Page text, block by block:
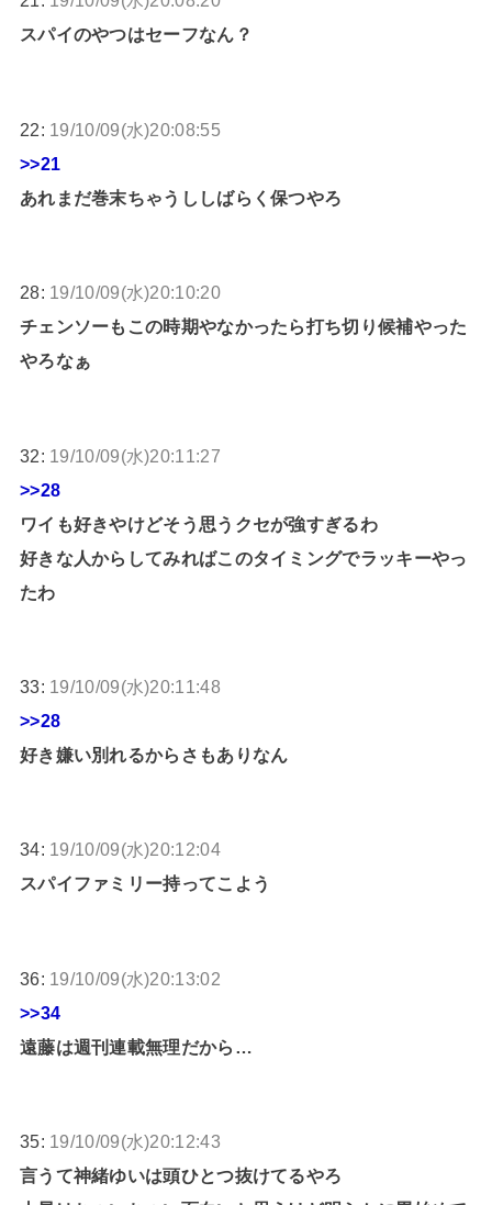
スパイのやつはセーフなん？
22: 19/10/09(水)20:08:55
>>21
あれまだ巻末ちゃうししばらく保つやろ
28: 19/10/09(水)20:10:20
チェンソーもこの時期やなかったら打ち切り候補やった
やろなぁ
32: 19/10/09(水)20:11:27
>>28
ワイも好きやけどそう思うクセが強すぎるわ
好きな人からしてみればこのタイミングでラッキーやっ
たわ
33: 19/10/09(水)20:11:48
>>28
好き嫌い別れるからさもありなん
34: 19/10/09(水)20:12:04
スパイファミリー持ってこよう
36: 19/10/09(水)20:13:02
>>34
遠藤は週刊連載無理だから…
35: 19/10/09(水)20:12:43
言うて神緒ゆいは頭ひとつ抜けてるやろ